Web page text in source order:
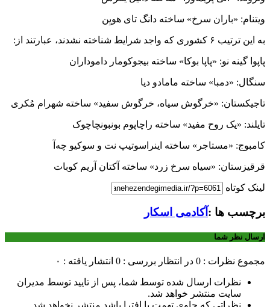
ویتنام: «باران سرخ» ساخته دانگ تای هویِن
به این ترتیب ۶ کشوری که واجد شرایط شناخته نشدند، عبارتند از:
پاپوا گینه نو: «پاپا بوکا» ساخته بیجوکومار داموداران
سنگال: «دمبا» ساخته مامادو دیا
تاجیکستان: «خرگوش سیاه، خرگوش سفید» ساخته شهرام مُکری
تایلند: «یک روح مفید» ساخته راچاپوم بونبونچاچوک
کامبوج: «مستاجر» ساخته اینراسوتیپ نت و سوکیو چه‌آ
قرقیزستان: «سیاه سرخ زرد» ساخته آکتان آریم کوبات
لینک کوتاه
برچسب ها : آکادمی اسکار
ارسال نظر شما
مجموع نظرات : 0 در انتظار بررسی : 0 انتشار یافته : ۰
نظرات ارسال شده توسط شما، پس از تایید توسط مدیران
سایت منتشر خواهد شد.
نظراتی که حاوی تهمت یا افترا باشد منتشر نخواهد شد.